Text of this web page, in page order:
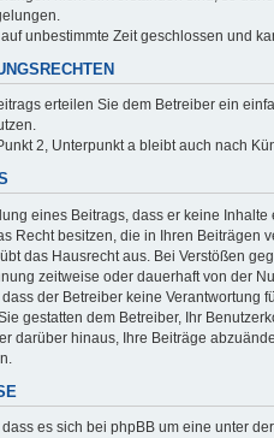
unbestimmte Zeit geschlossen und
erteilen Sie dem Betreiber ein
2, Unterpunkt a bleibt auch nach
eines Beitrags, dass er keine
Recht besitzen, die in Ihren Beiträgen
das Hausrecht aus. Bei Verstößen
zeitweise oder dauerhaft von der
der Betreiber keine Verantwortung
gestatten dem Betreiber, Ihr
darüber hinaus, Ihre Beiträge
es sich bei phpBB um eine unter der